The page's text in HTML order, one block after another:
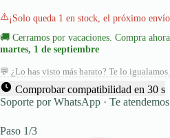
saída
gás
reta
⚠️¡Solo queda 1 en stock, el próximo
🚚 Cerramos por vacaciones. Compra
martes, 1 de septiembre
💬 ¿Lo has visto más barato? Te lo igualamos.
Comprobar compatibilidad en 30 s
Soporte por WhatsApp · Te
Paso 1/3